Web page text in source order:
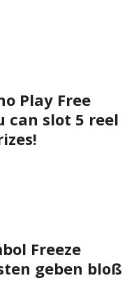
Play Free
can slot 5 reel
Freeze
geben bloß